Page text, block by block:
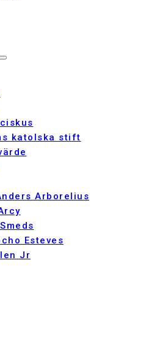
katolska stift
Arborelius
Esteves
Jr